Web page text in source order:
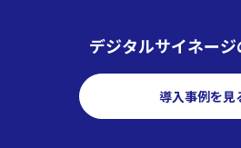
デジタルサイネー
導入事例を見